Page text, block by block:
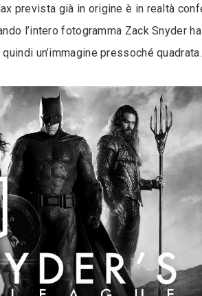
prevista già in origine è in realtà
l’intero fotogramma Zack Snyder
un’immagine pressoché quadrata.